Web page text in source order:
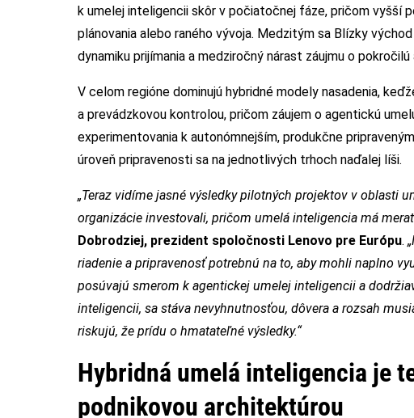
k umelej inteligencii skôr v počiatočnej fáze, pričom vyšší
plánovania alebo raného vývoja. Medzitým sa Blízky
dynamiku prijímania a medziročný nárast záujmu o
V celom regióne dominujú hybridné modely nasadenia,
a prevádzkovou kontrolou, pričom záujem o agentickú
experimentovania k autonómnejším, produkčne
úroveň pripravenosti sa na jednotlivých trhoch naďalej líši.
„Teraz vidíme jasné výsledky pilotných projektov v oblasti
organizácie investovali, pričom umelá inteligencia má
Dobrodziej, prezident spoločnosti Lenovo pre Európu.
riadenie a pripravenosť potrebnú na to, aby mohli naplno
posúvajú smerom k agentickej umelej inteligencii a
inteligencii, sa stáva nevyhnutnosťou, dôvera a rozsah
riskujú, že prídu o hmatateľné výsledky.“
Hybridná umelá inteligencia je
podnikovou architektúrou